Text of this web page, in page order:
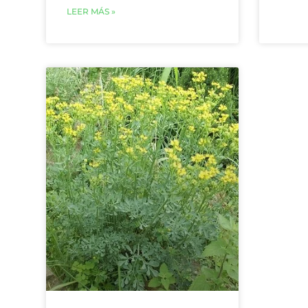
LEER MÁS »